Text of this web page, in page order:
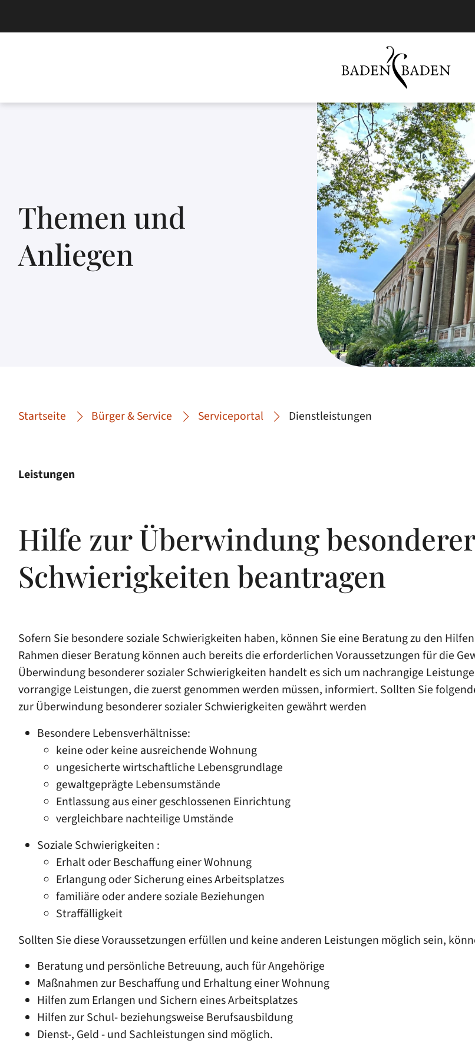
Themen und
Anliegen
Startseite Bürger & Service Serviceportal Dienstleistungen
Leistungen
Hilfe zur Überwindung
Schwierigkeiten beantragen
Sofern Sie besondere soziale Schwierigkeiten haben, können Sie eine Beratung zu den
Rahmen dieser Beratung können auch bereits die erforderlichen Voraussetzungen für die
Überwindung besonderer sozialer Schwierigkeiten handelt es sich um nachrangige
vorrangige Leistungen, die zuerst genommen werden müssen, informiert. Sollten Sie
zur Überwindung besonderer sozialer Schwierigkeiten gewährt werden
Besondere Lebensverhältnisse:
keine oder keine ausreichende Wohnung
ungesicherte wirtschaftliche Lebensgrundlage
gewaltgeprägte Lebensumstände
Entlassung aus einer geschlossenen Einrichtung
vergleichbare nachteilige Umstände
Soziale Schwierigkeiten :
Erhalt oder Beschaffung einer Wohnung
Erlangung oder Sicherung eines Arbeitsplatzes
familiäre oder andere soziale Beziehungen
Straffälligkeit
Sollten Sie diese Voraussetzungen erfüllen und keine anderen Leistungen möglich sein,
Beratung und persönliche Betreuung, auch für Angehörige
Maßnahmen zur Beschaffung und Erhaltung einer Wohnung
Hilfen zum Erlangen und Sichern eines Arbeitsplatzes
Hilfen zur Schul- beziehungsweise Berufsausbildung
Dienst-, Geld - und Sachleistungen sind möglich.